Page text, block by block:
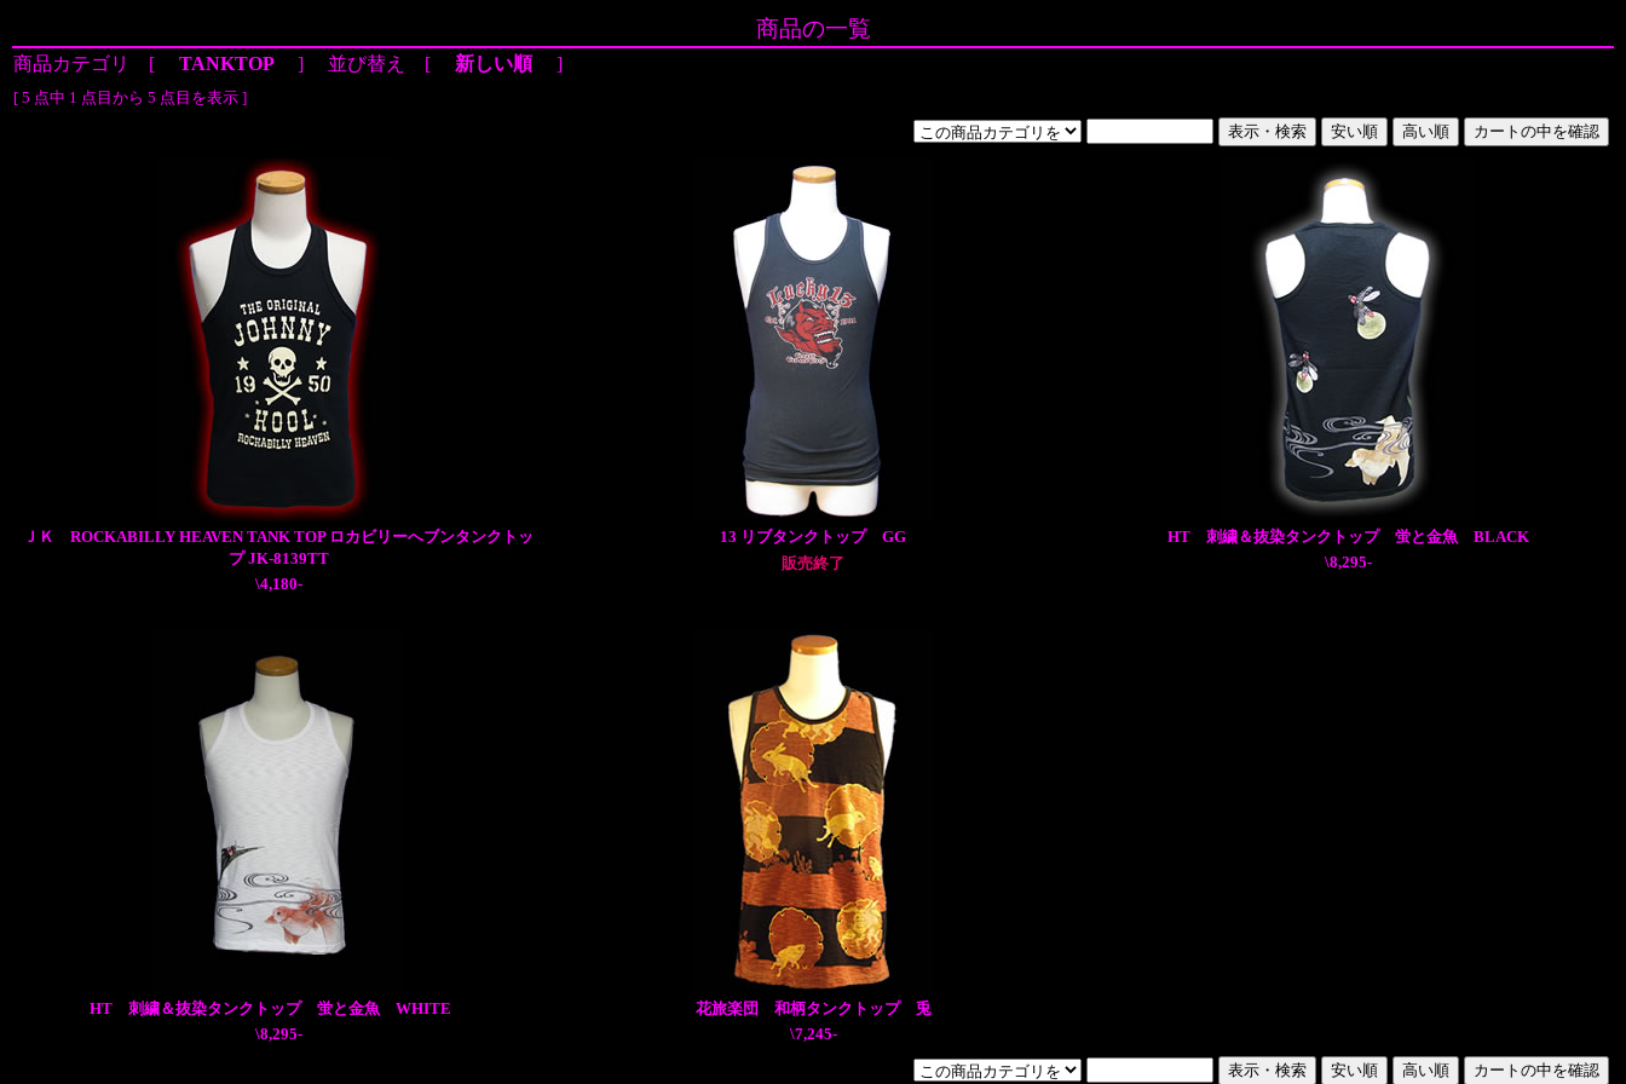
商品の一覧
商品カテゴリ [ TANKTOP ] 並び替え [ 新しい順 ]
[ 5 点中 1 点目から 5 点目を表示 ]
ＪＫ ROCKABILLY HEAVEN TANK TOP ロカビリーへブンタンクトッ
プ JK-8139TT
\4,180-
13 リブタンクトップ GG
販売終了
HT 刺繍＆抜染タンクトップ 蛍と金魚 BLACK
\8,295-
HT 刺繍＆抜染タンクトップ 蛍と金魚 WHITE
\8,295-
花旅楽団 和柄タンクトップ 兎
\7,245-